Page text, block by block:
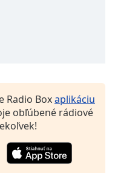
Radio Boxaplikáciu
obľúbené rádiové